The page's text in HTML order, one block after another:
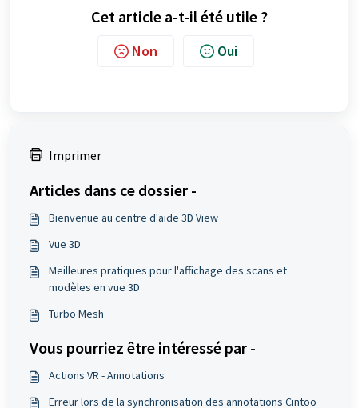
Cet article a-t-il été utile ?
Non Oui
Imprimer
Articles dans ce dossier -
Bienvenue au centre d'aide 3D View
Vue 3D
Meilleures pratiques pour l'affichage des scans et
modèles en vue 3D
Turbo Mesh
Vous pourriez être intéressé par -
Actions VR - Annotations
Erreur lors de la synchronisation des annotations Cintoo